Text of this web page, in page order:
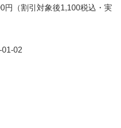
（割引対象後1,100税込・実
02